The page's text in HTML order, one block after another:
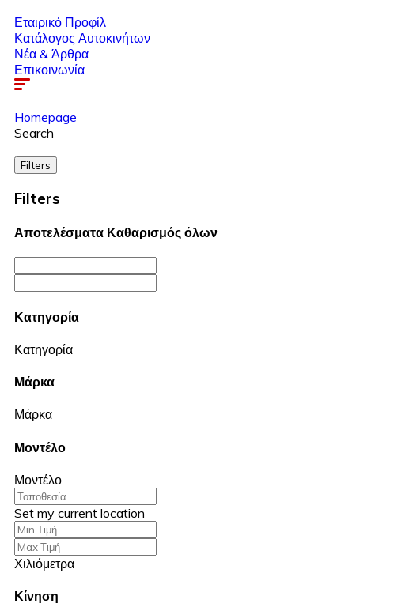
Εταιρικό Προφίλ
Κατάλογος Αυτοκινήτων
Νέα & Άρθρα
Επικοινωνία
Homepage
Search
Filters
Filters
Αποτελέσματα Καθαρισμός όλων
Κατηγορία
Κατηγορία
Μάρκα
Μάρκα
Μοντέλο
Μοντέλο
Set my current location
Χιλιόμετρα
Κίνηση